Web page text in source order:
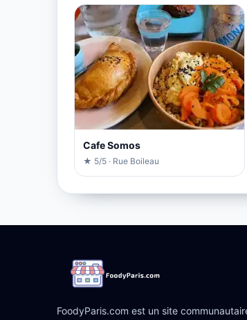
Cafe Somos
★ 5/5 · Rue Boileau
FoodyParis.com est un site